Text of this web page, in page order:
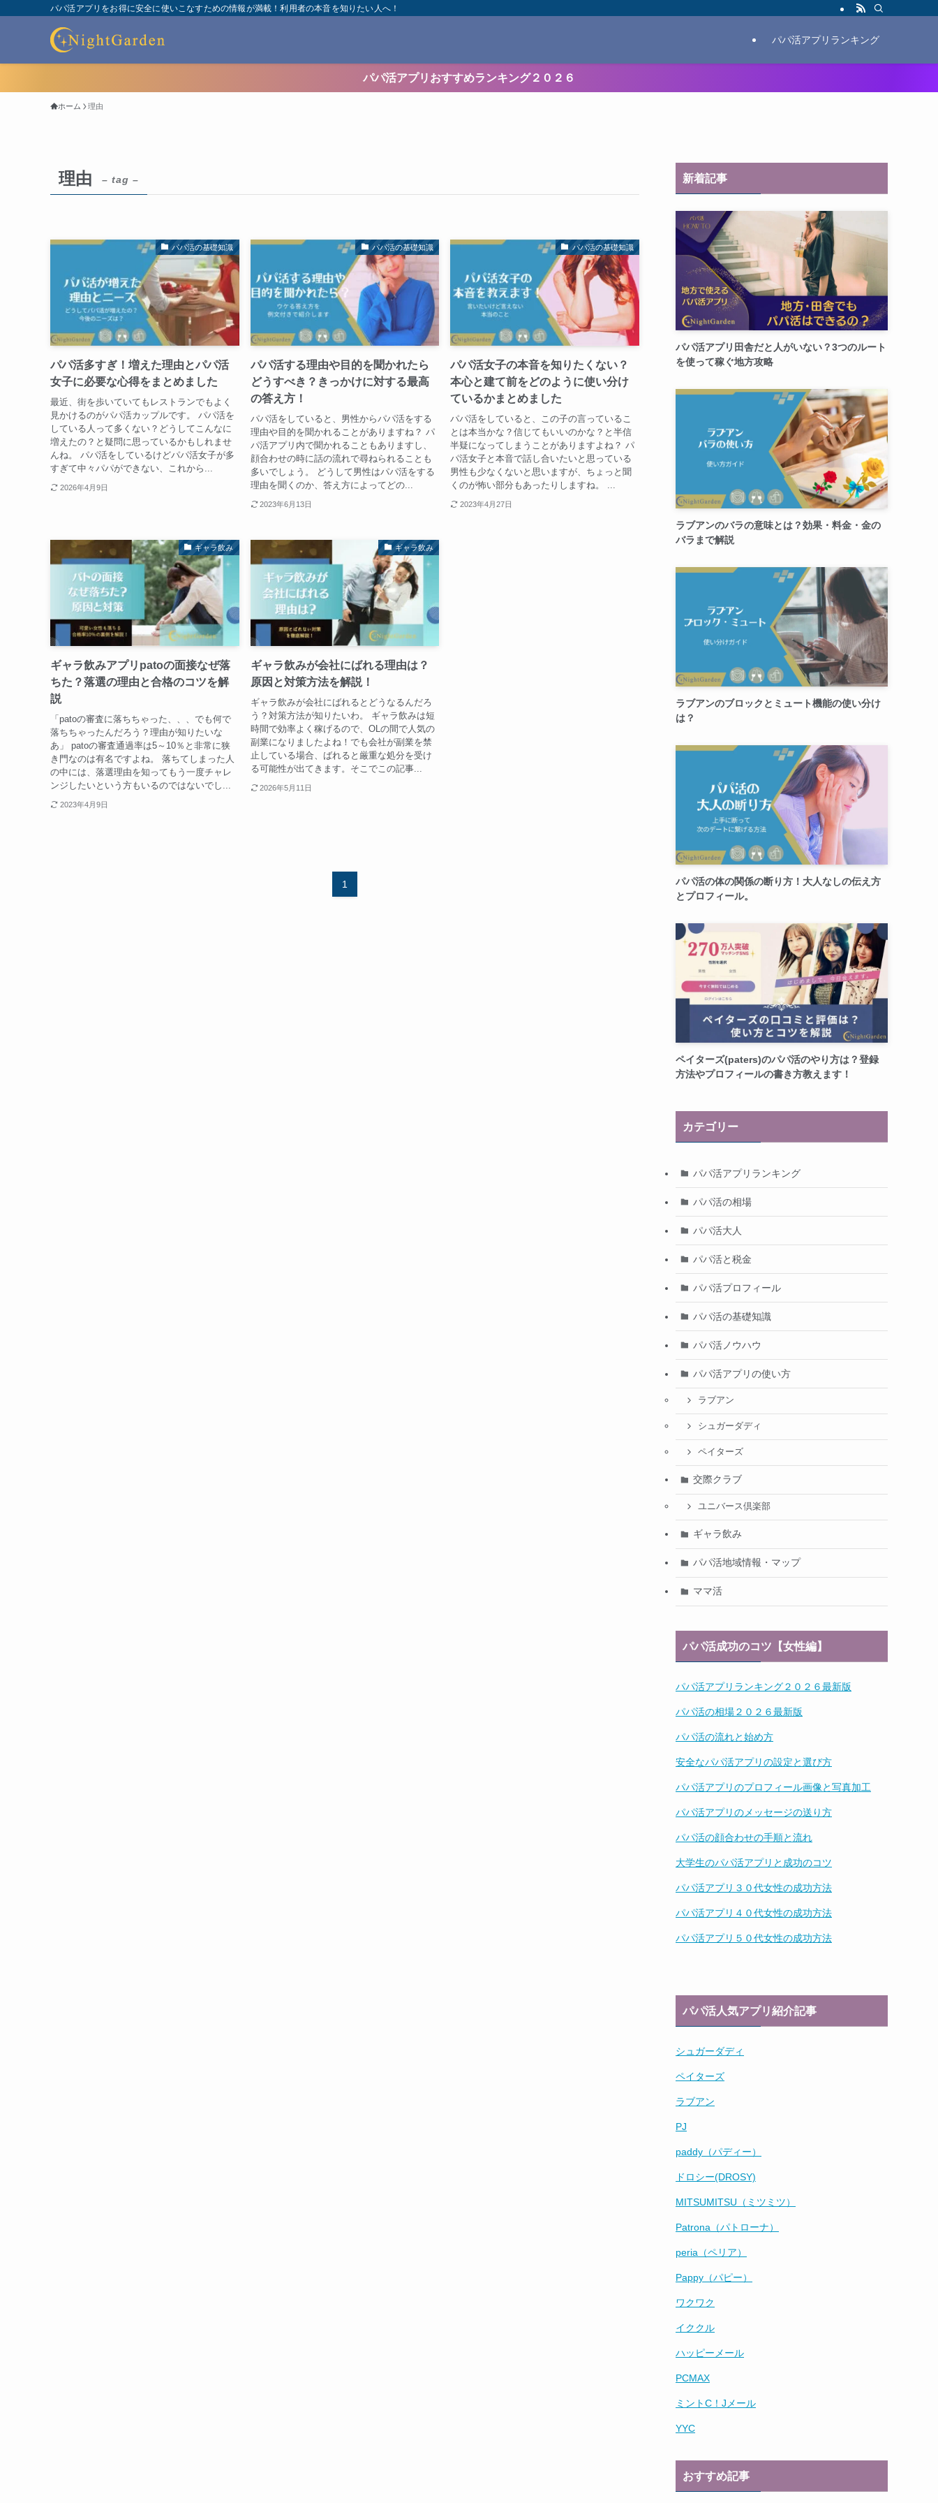
パパ活アプリをお得に安全に使いこなすための情報が満載！利用者の本音を知りたい人へ！
パパ活アプリランキング
パパ活アプリおすすめランキング２０２６
ホーム 理由
理由 – tag –
パパ活の基礎知識
パパ活多すぎ！増えた理由とパパ活
女子に必要な心得をまとめました
最近、街を歩いていてもレストランでもよく
見かけるのがパパ活カップルです。 パパ活を
している人って多くない？どうしてこんなに
増えたの？と疑問に思っているかもしれませ
んね。 パパ活をしているけどパパ活女子が多
すぎて中々パパができない、これから...
2026年4月9日
パパ活の基礎知識
パパ活する理由や目的を聞かれたら
どうすべき？きっかけに対する最高
の答え方！
パパ活をしていると、男性からパパ活をする
理由や目的を聞かれることがありますね？ パ
パ活アプリ内で聞かれることもありますし、
顔合わせの時に話の流れで尋ねられることも
多いでしょう。 どうして男性はパパ活をする
理由を聞くのか、答え方によってどの...
2023年6月13日
パパ活の基礎知識
パパ活女子の本音を知りたくない？
本心と建て前をどのように使い分け
ているかまとめました
パパ活をしていると、この子の言っているこ
とは本当かな？信じてもいいのかな？と半信
半疑になってしまうことがありますよね？ パ
パ活女子と本音で話し合いたいと思っている
男性も少なくないと思いますが、ちょっと聞
くのが怖い部分もあったりしますね。 ...
2023年4月27日
ギャラ飲み
ギャラ飲みアプリpatoの面接なぜ落
ちた？落選の理由と合格のコツを解
説
「patoの審査に落ちちゃった、、、でも何で
落ちちゃったんだろう？理由が知りたいな
あ」 patoの審査通過率は5～10％と非常に狭
き門なのは有名ですよね。 落ちてしまった人
の中には、落選理由を知ってもう一度チャレ
ンジしたいという方もいるのではないでし...
2023年4月9日
ギャラ飲み
ギャラ飲みが会社にばれる理由は？
原因と対策方法を解説！
ギャラ飲みが会社にばれるとどうなるんだろ
う？対策方法が知りたいわ。 ギャラ飲みは短
時間で効率よく稼げるので、OLの間で人気の
副業になりましたよね！でも会社が副業を禁
止している場合、ばれると厳重な処分を受け
る可能性が出てきます。そこでこの記事...
2026年5月11日
1
新着記事
パパ活アプリ田舎だと人がいない？3つのルート
を使って稼ぐ地方攻略
ラブアンのバラの意味とは？効果・料金・金の
バラまで解説
ラブアンのブロックとミュート機能の使い分け
は？
パパ活の体の関係の断り方！大人なしの伝え方
とプロフィール。
ペイターズ(paters)のパパ活のやり方は？登録
方法やプロフィールの書き方教えます！
カテゴリー
パパ活アプリランキング
パパ活の相場
パパ活大人
パパ活と税金
パパ活プロフィール
パパ活の基礎知識
パパ活ノウハウ
パパ活アプリの使い方
ラブアン
シュガーダディ
ペイターズ
交際クラブ
ユニバース倶楽部
ギャラ飲み
パパ活地域情報・マップ
ママ活
パパ活成功のコツ【女性編】
パパ活アプリランキング２０２６最新版
パパ活の相場２０２６最新版
パパ活の流れと始め方
安全なパパ活アプリの設定と選び方
パパ活アプリのプロフィール画像と写真加工
パパ活アプリのメッセージの送り方
パパ活の顔合わせの手順と流れ
大学生のパパ活アプリと成功のコツ
パパ活アプリ３０代女性の成功方法
パパ活アプリ４０代女性の成功方法
パパ活アプリ５０代女性の成功方法
パパ活人気アプリ紹介記事
シュガーダディ
ペイターズ
ラブアン
PJ
paddy（パディー）
ドロシー(DROSY)
MITSUMITSU（ミツミツ）
Patrona（パトローナ）
peria（ペリア）
Pappy（パピー）
ワクワク
イククル
ハッピーメール
PCMAX
ミントC！Jメール
YYC
おすすめ記事